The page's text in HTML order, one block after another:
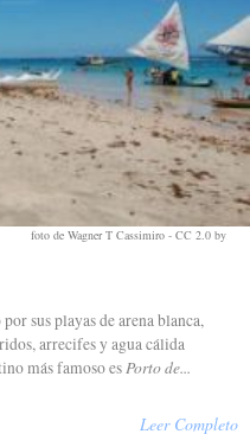
foto de Wagner T Cassimiro -CC 2.0 by.
sus playas de arena blanca,
arrecifes y agua cálida
más famoso esPorto de...
Leer Completo